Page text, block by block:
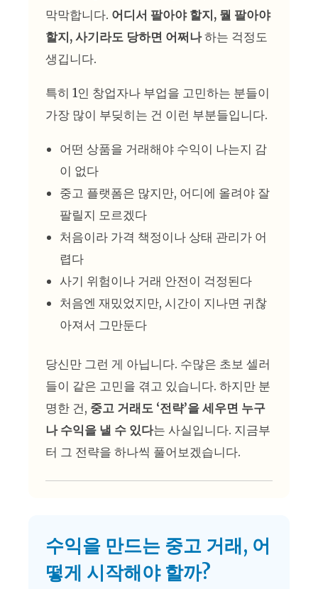
막막합니다. 어디서 팔아야 할지, 뭘 팔아야
할지, 사기라도 당하면 어쩌나하는 걱정도
생깁니다.
특히 1인 창업자나 부업을 고민하는 분들이
가장 많이 부딪히는 건 이런 부분들입니다.
어떤 상품을 거래해야 수익이 나는지 감
이 없다
중고 플랫폼은 많지만, 어디에 올려야 잘
팔릴지 모르겠다
처음이라 가격 책정이나 상태 관리가 어
렵다
사기 위험이나 거래 안전이 걱정된다
처음엔 재밌었지만, 시간이 지나면 귀찮
아져서 그만둔다
당신만 그런 게 아닙니다. 수많은 초보 셀러
들이 같은 고민을 겪고 있습니다. 하지만 분
명한 건, 중고 거래도 ‘전략’을 세우면 누구
나 수익을 낼 수 있다는 사실입니다. 지금부
터 그 전략을 하나씩 풀어보겠습니다.
수익을 만드는 중고 거래, 어
떻게 시작해야 할까?